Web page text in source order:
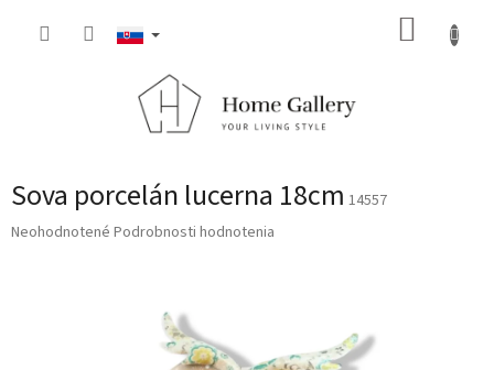
Sova porcelán lucerna 18cm 14557
Priemerné
Neohodnotené Podrobnosti hodnotenia